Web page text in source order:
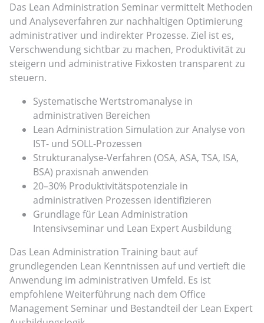
Das Lean Administration Seminar vermittelt Methoden
und Analyseverfahren zur nachhaltigen Optimierung
administrativer und indirekter Prozesse. Ziel ist es,
Verschwendung sichtbar zu machen, Produktivität zu
steigern und administrative Fixkosten transparent zu
steuern.
Systematische Wertstromanalyse in
administrativen Bereichen
Lean Administration Simulation zur Analyse von
IST- und SOLL-Prozessen
Strukturanalyse-Verfahren (OSA, ASA, TSA, ISA,
BSA) praxisnah anwenden
20–30% Produktivitätspotenziale in
administrativen Prozessen identifizieren
Grundlage für Lean Administration
Intensivseminar und Lean Expert Ausbildung
Das Lean Administration Training baut auf
grundlegenden Lean Kenntnissen auf und vertieft die
Anwendung im administrativen Umfeld. Es ist
empfohlene Weiterführung nach dem Office
Management Seminar und Bestandteil der Lean Expert